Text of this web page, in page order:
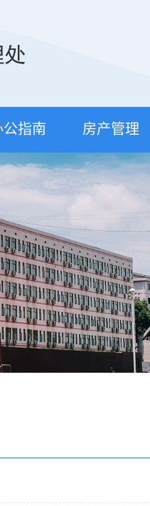
公指南 房产管理